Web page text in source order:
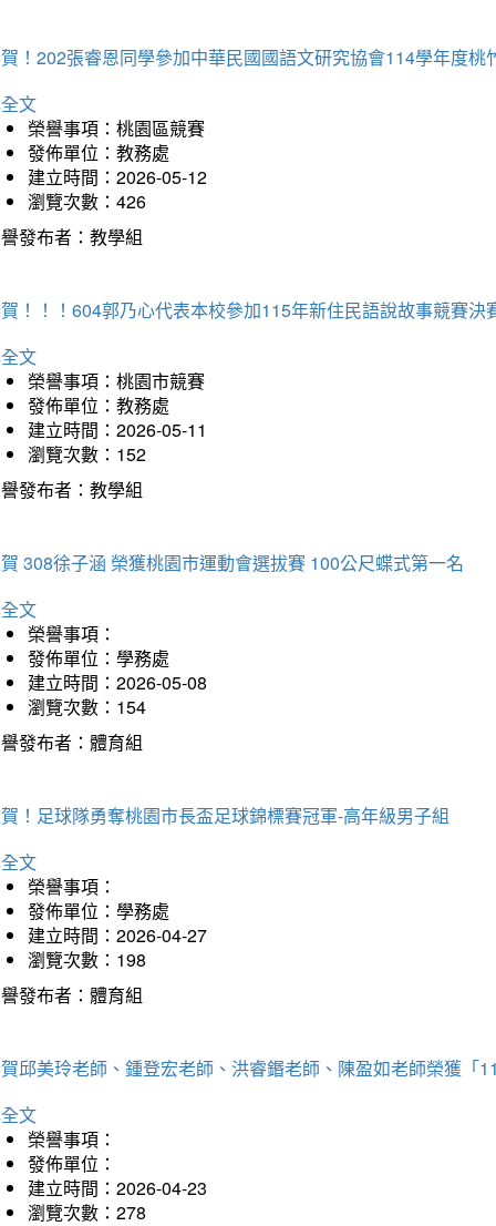
！202張睿恩同學參加中華民國國語文研究協會114學年度
文
榮譽事項：桃園區競賽
發佈單位：教務處
建立時間：2026-05-12
瀏覽次數：426
發布者：教學組
！！！604郭乃心代表本校參加115年新住民語說故事競賽決
文
榮譽事項：桃園市競賽
發佈單位：教務處
建立時間：2026-05-11
瀏覽次數：152
發布者：教學組
308徐子涵 榮獲桃園市運動會選拔賽 100公尺蝶式第一名
文
榮譽事項：
發佈單位：學務處
建立時間：2026-05-08
瀏覽次數：154
發布者：體育組
！足球隊勇奪桃園市長盃足球錦標賽冠軍-高年級男子組
文
榮譽事項：
發佈單位：學務處
建立時間：2026-04-27
瀏覽次數：198
發布者：體育組
邱美玲老師、鍾登宏老師、洪睿鍲老師、陳盈如老師榮獲「
文
榮譽事項：
發佈單位：
建立時間：2026-04-23
瀏覽次數：278